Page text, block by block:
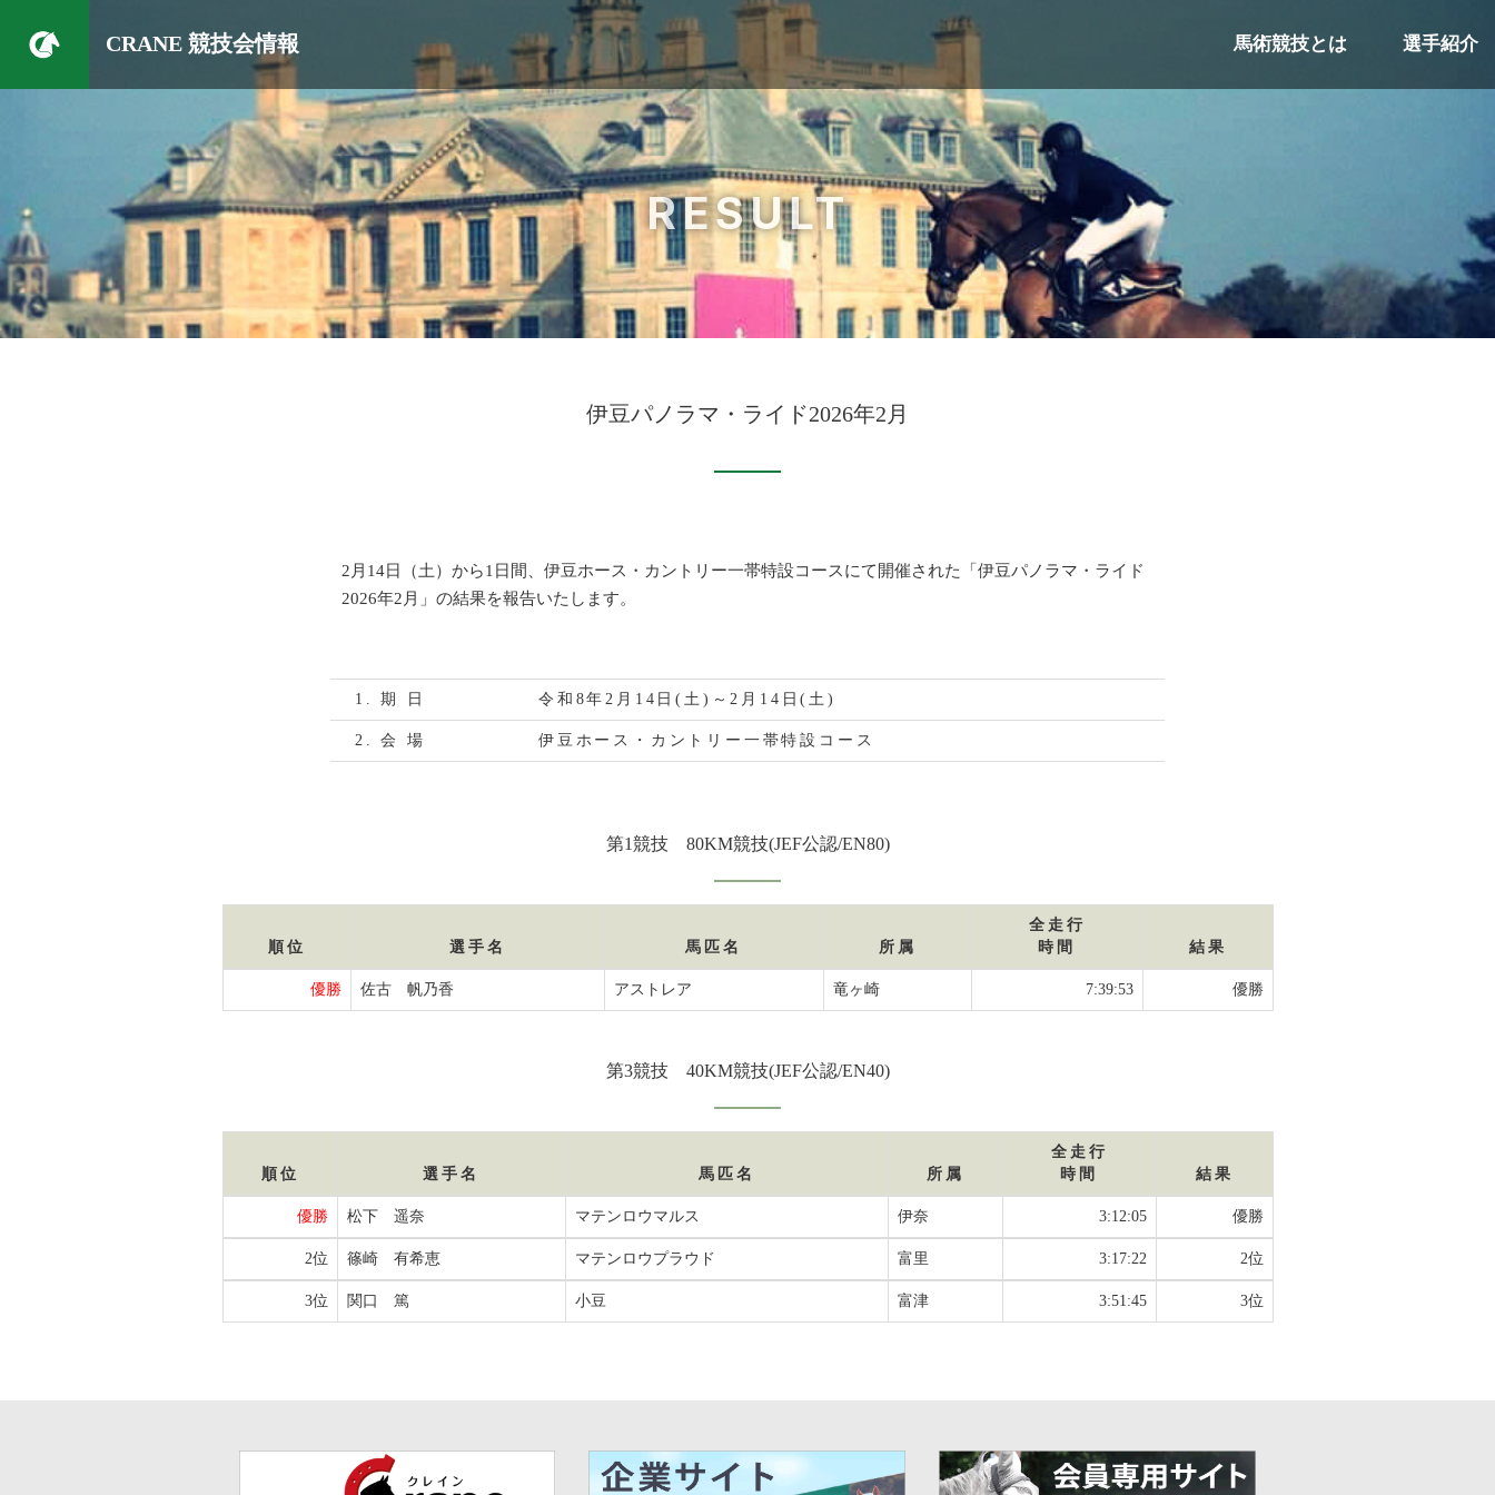
馬術競技とは 選手紹介
CRANE 競技会情報
RESULT
伊豆パノラマ・ライド2026年2月
2月14日（土）から1日間、伊豆ホース・カントリー一帯特設コースにて開催された「伊豆パノラマ・ライド
2026年2月」の結果を報告いたします。
1. 期 日 令和8年2月14日(土)～2月14日(土)
2. 会 場 伊豆ホース・カントリー一帯特設コース
第1競技 80KM競技(JEF公認/EN80)
順位 選手名 馬匹名 所属
全走行
時間
結果
優勝 佐古 帆乃香 アストレア 竜ヶ崎 7:39:53 優勝
第3競技 40KM競技(JEF公認/EN40)
順位 選手名 馬匹名 所属
全走行
時間
結果
優勝 松下 遥奈 マテンロウマルス 伊奈 3:12:05 優勝
2位 篠崎 有希恵 マテンロウプラウド 富里 3:17:22 2位
3位 関口 篤 小豆 富津 3:51:45 3位